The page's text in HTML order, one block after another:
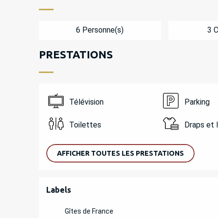
6 Personne(s) 3
PRESTATIONS
Télévision Parking
Toilettes Draps et
AFFICHER TOUTES LES PRESTATIONS
OFFRES DE
Labels
Labels
Gîtes de France